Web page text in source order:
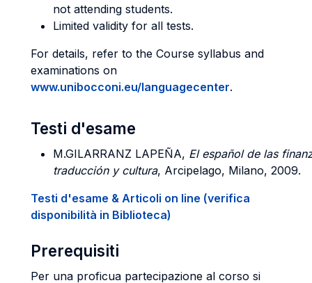
not attending students.
Limited validity for all tests.
For details, refer to the Course syllabus and
examinations on
www.unibocconi.eu/languagecenter.
Testi d'esame
M.GILARRANZ LAPEÑA, El español de las
traducción y cultura, Arcipelago, Milano, 2009.
Testi d'esame & Articoli on line (verifica
disponibilità in Biblioteca)
Prerequisiti
Per una proficua partecipazione al corso si